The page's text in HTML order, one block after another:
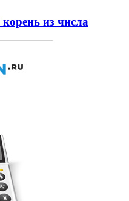
из числа